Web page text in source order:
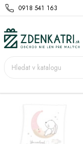
0918 541 163